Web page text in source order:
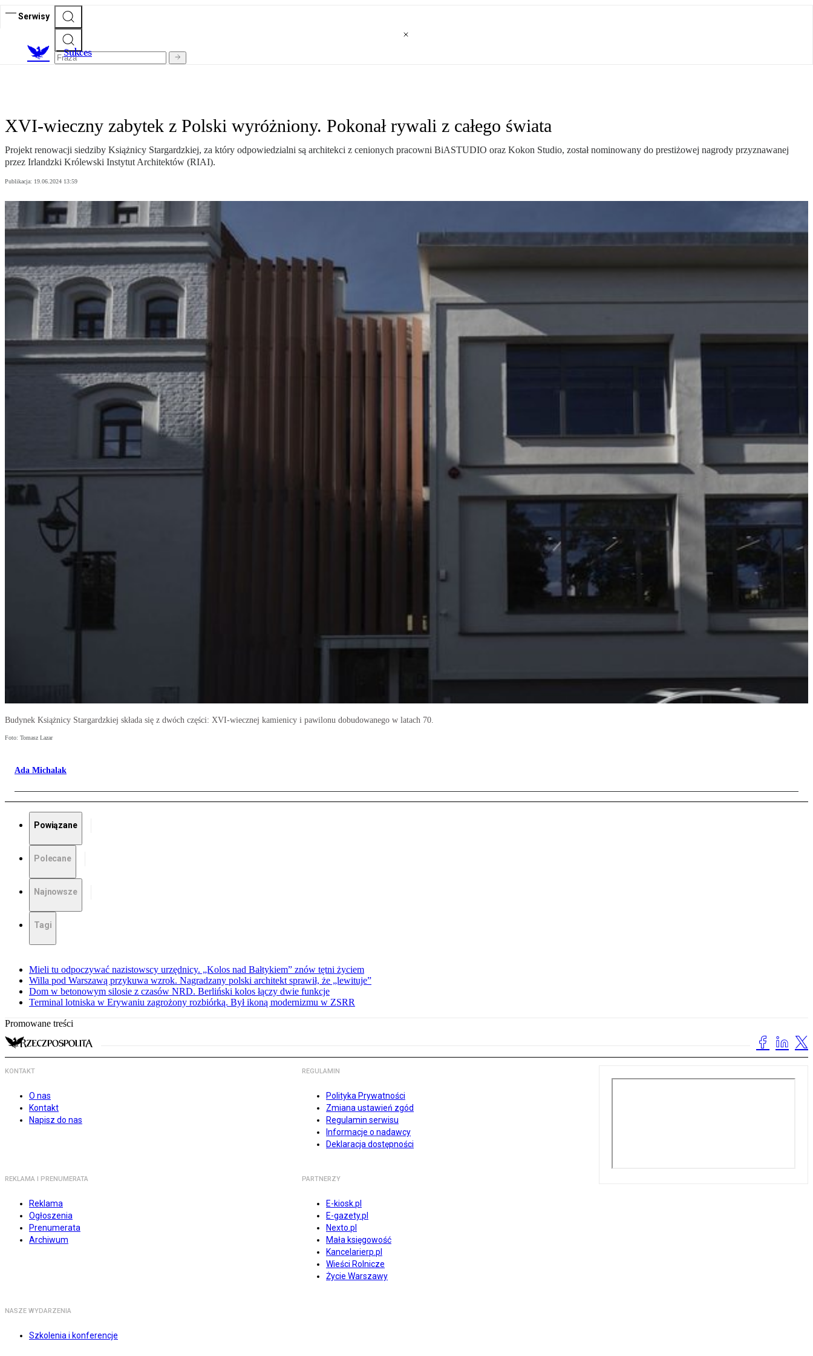
Serwisy
Sukces
XVI-wieczny zabytek z Polski wyróżniony. Pokonał rywali z całego świata
Projekt renowacji siedziby Książnicy Stargardzkiej, za który odpowiedzialni są architekci z cenionych pracowni BiASTUDIO oraz Kokon Studio, został nominowany do prestiżowej nagrody przyznawanej
przez Irlandzki Królewski Instytut Architektów (RIAI).
Publikacja: 19.06.2024 13:59
Budynek Książnicy Stargardzkiej składa się z dwóch części: XVI-wiecznej kamienicy i pawilonu dobudowanego w latach 70.
Foto: Tomasz Lazar
Ada Michalak
Powiązane
Polecane
Najnowsze
Tagi
Mieli tu odpoczywać nazistowscy urzędnicy. „Kolos nad Bałtykiem” znów tętni życiem
Willa pod Warszawą przykuwa wzrok. Nagradzany polski architekt sprawił, że „lewituje”
Dom w betonowym silosie z czasów NRD. Berliński kolos łączy dwie funkcje
Terminal lotniska w Erywaniu zagrożony rozbiórką. Był ikoną modernizmu w ZSRR
Promowane treści
KONTAKT
O nas
Kontakt
Napisz do nas
REGULAMIN
Polityka Prywatności
Zmiana ustawień zgód
Regulamin serwisu
Informacje o nadawcy
Deklaracja dostępności
REKLAMA I PRENUMERATA
Reklama
Ogłoszenia
Prenumerata
Archiwum
PARTNERZY
E-kiosk.pl
E-gazety.pl
Nexto.pl
Mała księgowość
Kancelarierp.pl
Wieści Rolnicze
Życie Warszawy
NASZE WYDARZENIA
Szkolenia i konferencje